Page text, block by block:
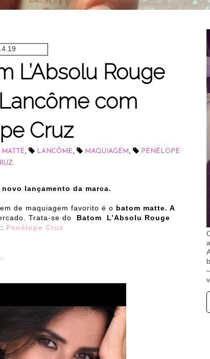
L’Absolu Rouge
com
Cruz
MATTE LANCÔME MAQUIAGEM
PENÉLOPE
lançamento da marca.
de maquiagem favorito é o batom matte. A
Trata-se do Batom L’Absolu Rouge
Penélope Cruz